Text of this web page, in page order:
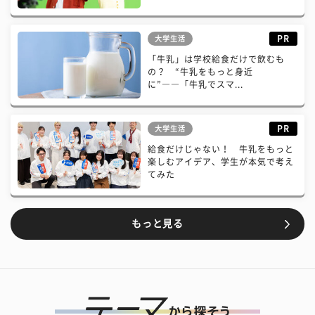
大学生活 PR
「牛乳」は学校給食だけで飲むも
の？ “牛乳をもっと身近
に”――「牛乳でスマ...
大学生活 PR
給食だけじゃない！ 牛乳をもっと
楽しむアイデア、学生が本気で考え
てみた
もっと見る